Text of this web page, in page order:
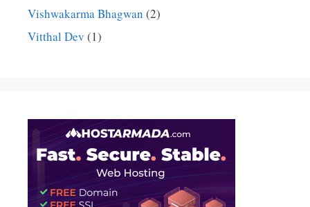
Vishwakarma Bhagwan (2)
Vitthal Dev (1)